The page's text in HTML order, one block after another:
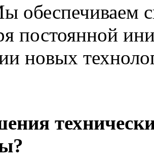
обеспечиваем
постоянной
новых